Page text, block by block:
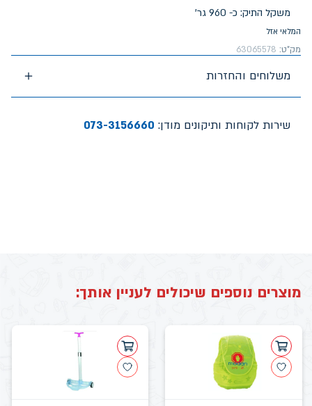
משקל התיק: כ- 960 גר'
המלאי אזל
מק"ט: 63065578
משלוחים והחזרות
שירות לקוחות ותיקונים מודן: 073-3156660
מוצרים נוספים שיכולים לעניין אותך: